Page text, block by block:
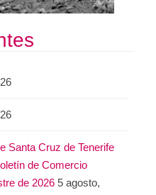
Santa Cruz de Tenerife
de Comercio
de 2026 5 agosto,